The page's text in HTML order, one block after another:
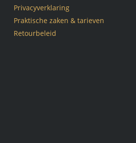
Privacyverklaring
Praktische zaken & tarieven
Retourbeleid